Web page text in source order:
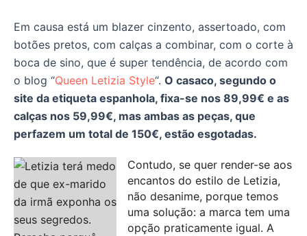
Em causa está um blazer cinzento, assertoado, com
botões pretos, com calças a combinar, com o corte à
boca de sino, que é super tendência, de acordo com
o blog “Queen Letizia Style“. O casaco, segundo o
site da etiqueta espanhola, fixa-se nos 89,99€ e as
calças nos 59,99€, mas ambas as peças, que
perfazem um total de 150€, estão esgotadas.
Contudo, se quer render-se aos
encantos do estilo de Letizia,
não desanime, porque temos
uma solução: a marca tem uma
opção praticamente igual. A